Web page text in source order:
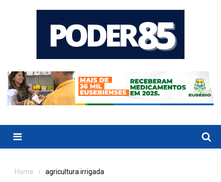
Menu
Home agricultura irrigada